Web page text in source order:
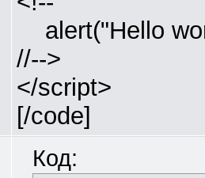
alert("Hello
//-->
</script>
[/code]
Код: